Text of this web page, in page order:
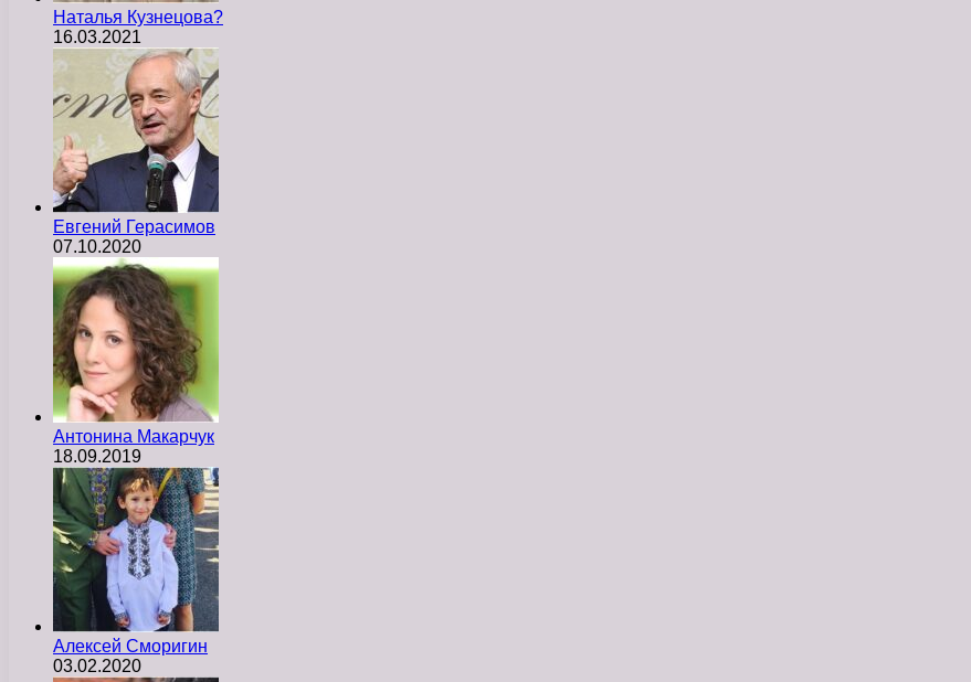
Наталья Кузнецова?
16.03.2021
Евгений Герасимов
07.10.2020
Антонина Макарчук
18.09.2019
Алексей Сморигин
03.02.2020